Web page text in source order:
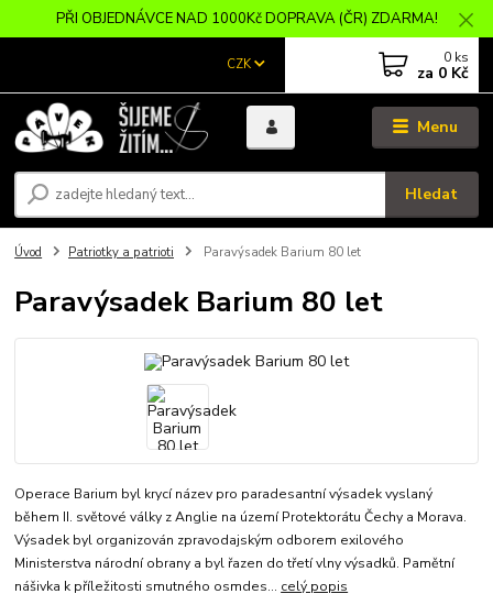
PŘI OBJEDNÁVCE NAD 1000Kč DOPRAVA (ČR) ZDARMA!
Menu
CZK
Hledat
0 ks
za 0 Kč
Úvod Patriotky a patrioti Paravýsadek Barium 80 let
Paravýsadek Barium 80 let
Operace Barium byl krycí název pro paradesantní výsadek vyslaný
během II. světové války z Anglie na území Protektorátu Čechy a Morava.
Výsadek byl organizován zpravodajským odborem exilového
Ministerstva národní obrany a byl řazen do třetí vlny výsadků. Pamětní
nášivka k příležitosti smutného osmdes... celý popis